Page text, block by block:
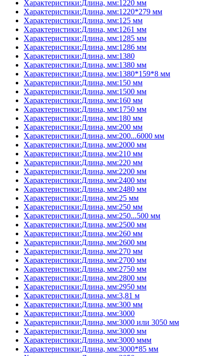
Характеристики:Длина, мм:1220 мм
Характеристики:Длина, мм:1220*279 мм
Характеристики:Длина, мм:125 мм
Характеристики:Длина, мм:1261 мм
Характеристики:Длина, мм:1285 мм
Характеристики:Длина, мм:1286 мм
Характеристики:Длина, мм:1380
Характеристики:Длина, мм:1380 мм
Характеристики:Длина, мм:1380*159*8 мм
Характеристики:Длина, мм:150 мм
Характеристики:Длина, мм:1500 мм
Характеристики:Длина, мм:160 мм
Характеристики:Длина, мм:1750 мм
Характеристики:Длина, мм:180 мм
Характеристики:Длина, мм:200 мм
Характеристики:Длина, мм:200...6000 мм
Характеристики:Длина, мм:2000 мм
Характеристики:Длина, мм:210 мм
Характеристики:Длина, мм:220 мм
Характеристики:Длина, мм:2200 мм
Характеристики:Длина, мм:2400 мм
Характеристики:Длина, мм:2480 мм
Характеристики:Длина, мм:25 мм
Характеристики:Длина, мм:250 мм
Характеристики:Длина, мм:250...500 мм
Характеристики:Длина, мм:2500 мм
Характеристики:Длина, мм:260 мм
Характеристики:Длина, мм:2600 мм
Характеристики:Длина, мм:270 мм
Характеристики:Длина, мм:2700 мм
Характеристики:Длина, мм:2750 мм
Характеристики:Длина, мм:2800 мм
Характеристики:Длина, мм:2950 мм
Характеристики:Длина, мм:3,81 м
Характеристики:Длина, мм:300 мм
Характеристики:Длина, мм:3000
Характеристики:Длина, мм:3000 или 3050 мм
Характеристики:Длина, мм:3000 мм
Характеристики:Длина, мм:3000 ммм
Характеристики:Длина, мм:3000*85 мм